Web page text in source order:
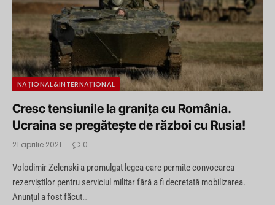
NAȚIONAL&INTERNAȚIONAL
Cresc tensiunile la granița cu România.
Ucraina se pregătește de război cu Rusia!
21 aprilie 2021 0
Volodimir Zelenski a promulgat legea care permite convocarea
rezerviştilor pentru serviciul militar fără a fi decretată mobilizarea.
Anunţul a fost făcut…